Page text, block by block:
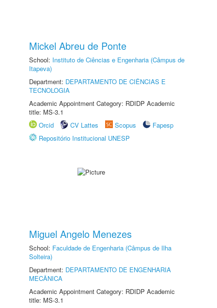
Mickel Abreu de Ponte
School: Instituto de Ciências e Engenharia (Câmpus de
Itapeva)
Department: DEPARTAMENTO DE CIÊNCIAS E
TECNOLOGIA
Academic Appointment Category: RDIDP Academic
title: MS-3.1
Orcid
CV Lattes Scopus
Fapesp
Repositório Institucional UNESP
Miguel Angelo Menezes
School: Faculdade de Engenharia (Câmpus de Ilha
Solteira)
Department: DEPARTAMENTO DE ENGENHARIA
MECÂNICA
Academic Appointment Category: RDIDP Academic
title: MS-3.1